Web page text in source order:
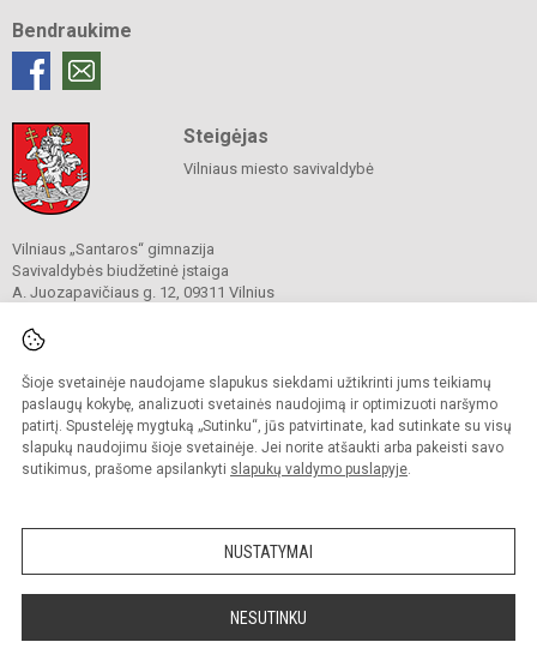
Šioje svetainėje naudojame slapukus siekdami užtikrinti jums teikiamų
paslaugų kokybę, analizuoti svetainės naudojimą ir optimizuoti naršymo
patirtį. Spustelėję mygtuką „Sutinku“, jūs patvirtinate, kad sutinkate su visų
slapukų naudojimu šioje svetainėje. Jei norite atšaukti arba pakeisti savo
sutikimus, prašome apsilankyti slapukų valdymo puslapyje.
NUSTATYMAI
NESUTINKU
Bendraukime
Steigėjas
Vilniaus miesto savivaldybė
Vilniaus „Santaros“ gimnazija
Savivaldybės biudžetinė įstaiga
A. Juozapavičiaus g. 12, 09311 Vilnius
El. p.
Duomenys kaupiami ir saugomi
Juridinių asmenų registre
Įmonės kodas 304089960
Kopijuoti turinį be raštiško gimnazijos sutikimo griežtai draudžiama.
Prieinamumo paraiška Slapukų politika
Sumanus būdas atnaujinti
svetainę